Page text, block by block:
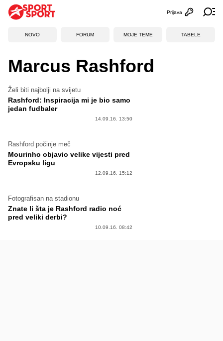
Otvori
Prijava
NOVO FORUM MOJE TEME TABELE
Marcus Rashford
Želi biti najbolji na svijetu
Rashford: Inspiracija mi je bio samo
jedan fudbaler
14.09.16. 13:50
Rashford počinje meč
Mourinho objavio velike vijesti pred
Evropsku ligu
12.09.16. 15:12
Fotografisan na stadionu
Znate li šta je Rashford radio noć
pred veliki derbi?
10.09.16. 08:42